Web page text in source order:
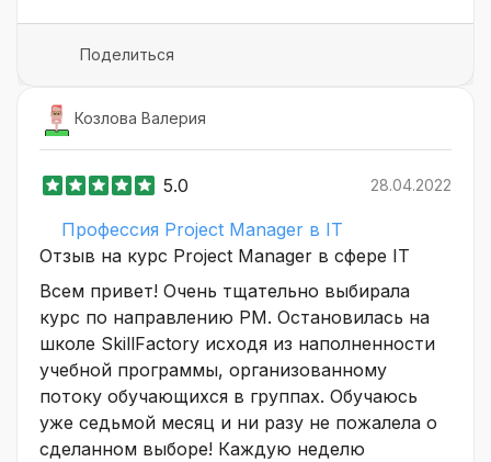
Поделиться
Козлова Валерия
5.0 28.04.2022
Профессия Project Manager в IT
Отзыв на курс Project Manager в сфере IT
Всем привет! Очень тщательно выбирала
курс по направлению РМ. Остановилась на
школе SkillFactory исходя из наполненности
учебной программы, организованному
потоку обучающихся в группах. Обучаюсь
уже седьмой месяц и ни разу не пожалела о
сделанном выборе! Каждую неделю